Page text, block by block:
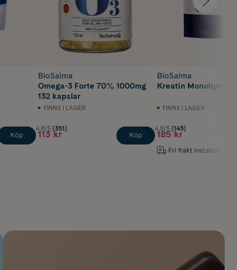
Köp
BioSalma
Omega-3 Forte 70% 1000mg
132 kapslar
FINNS I LAGER
4.8/5 (351)
113 kr Köp
BioSalma
Kreatin Monohydrat
FINNS I LAGER
4.8/5 (145)
185 kr
Fri frakt Instabox